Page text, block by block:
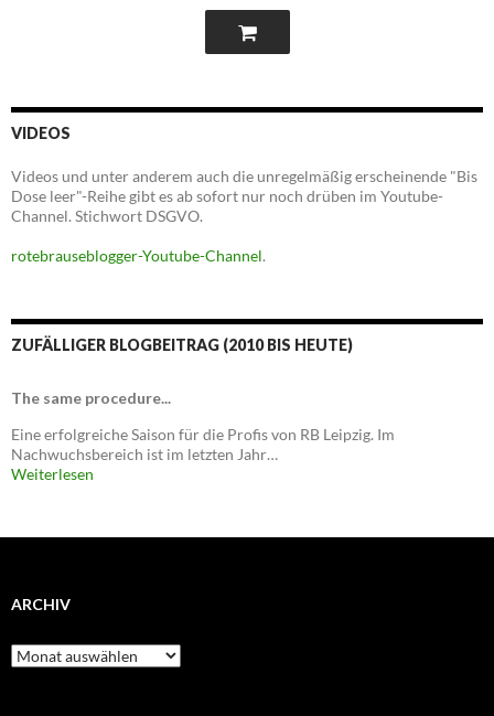
VIDEOS
Videos und unter anderem auch die unregelmäßig erscheinende "Bis
Dose leer"-Reihe gibt es ab sofort nur noch drüben im Youtube-
Channel. Stichwort DSGVO.
rotebrauseblogger-Youtube-Channel.
ZUFÄLLIGER BLOGBEITRAG (2010 BIS HEUTE)
The same procedure...
Eine erfolgreiche Saison für die Profis von RB Leipzig. Im
Nachwuchsbereich ist im letzten Jahr…
Weiterlesen
ARCHIV
Archiv